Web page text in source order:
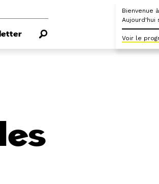
Bienvenue
Aujourd'hui
Voir le